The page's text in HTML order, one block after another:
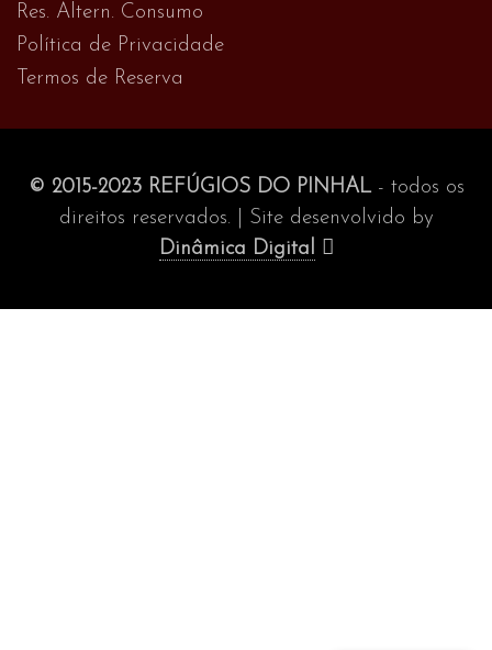
Res. Altern. Consumo
Política de Privacidade
Termos de Reserva
© 2015-2023 REFÚGIOS DO PINHAL- todos os
direitos reservados. | Site desenvolvido by
Dinâmica Digital